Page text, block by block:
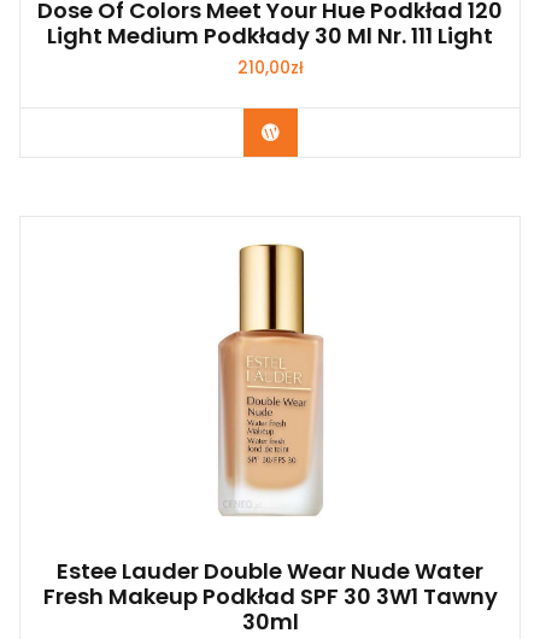
Dose Of Colors Meet Your Hue Podkład 120
Light Medium Podkłady 30 Ml Nr. 111 Light
210,00zł
Zobacz
Estee Lauder Double Wear Nude Water
Fresh Makeup Podkład SPF 30 3W1 Tawny
30ml